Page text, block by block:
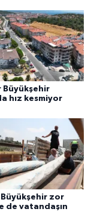
Büyükşehir
hız kesmiyor
zor
de vatandaşın